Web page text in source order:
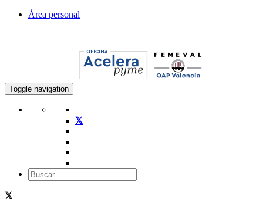
Área personal
Toggle navigation